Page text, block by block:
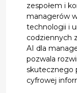
zespołem i
managerów
technologii i
codziennych
AI dla
pozwala
skutecznego
cyfrowej